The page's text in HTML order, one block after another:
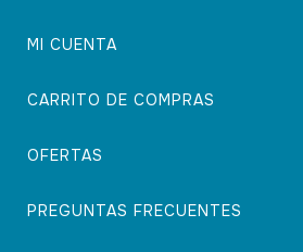
MI CUENTA
CARRITO DE COMPRAS
OFERTAS
PREGUNTAS FRECUENTES